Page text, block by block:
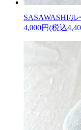
SASAWASHI/
4,000円(税込